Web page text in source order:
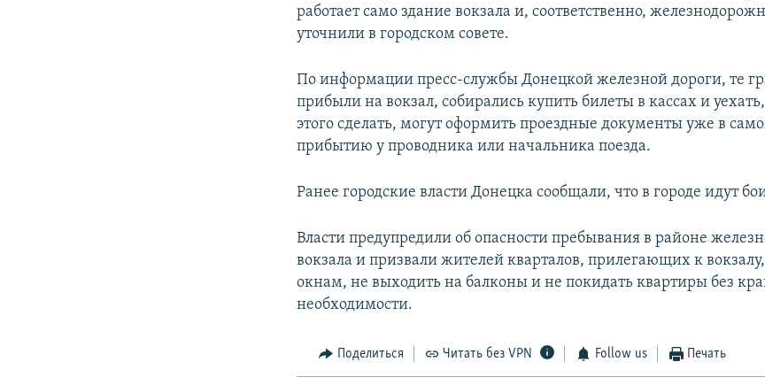
работает само здание вокзала и, соответственно,
уточнили в городском совете.
По информации пресс-службы Донецкой железной дороги, те
прибыли на вокзал, собирались купить билеты в кассах и
этого сделать, могут оформить проездные документы уже в
прибытию у проводника или начальника поезда.
Ранее городские власти Донецка сообщали, что в городе идут
Власти предупредили об опасности пребывания в районе
вокзала и призвали жителей кварталов, прилегающих к
окнам, не выходить на балконы и не покидать квартиры без
необходимости.
Поделиться Читать без VPN Follow us Печать